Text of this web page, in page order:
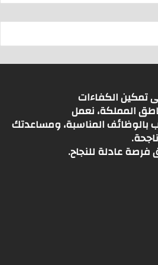
تمكين الكفاءات
المملكة، نعمل
المناسبة، ومساعدتك
عادلة للنجاح.